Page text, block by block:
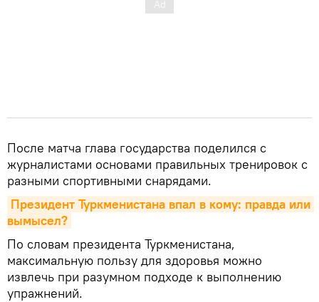
После матча глава государства поделился с
журналистами основами правильных тренировок с
разными спортивными снарядами.
Президент Туркменистана впал в кому: правда или
вымысел?
По словам президента Туркменистана,
максимальную пользу для здоровья можно
извлечь при разумном подходе к выполнению
упражнений.